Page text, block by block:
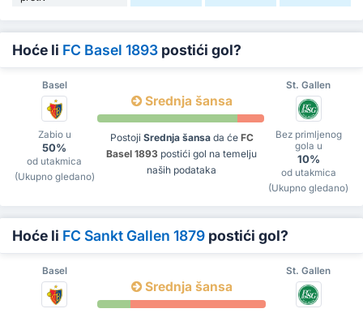
Hoće li FC Basel 1893 postići gol?
Basel St. Gallen
Zabio u
50%
od utakmica
(Ukupno gledano)
Srednja šansa
Postoji Srednja šansada će FC
Basel 1893 postići gol na temelju
naših podataka
Bez primljenog
gola u
10%
od utakmica
(Ukupno gledano)
Hoće li FC Sankt Gallen 1879 postići gol?
Basel St. Gallen
Srednja šansa